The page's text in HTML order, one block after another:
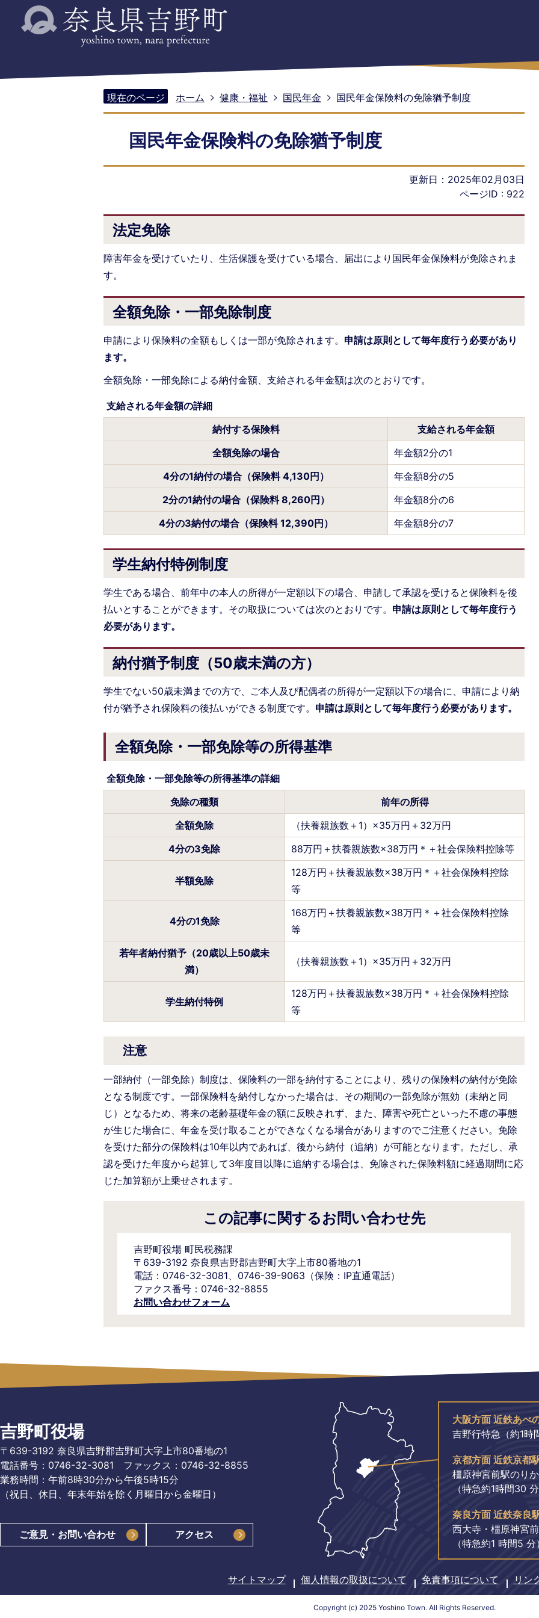
現在のページ ホーム 健康・福祉 国民年金 国民年金保険料の免除猶予制度
国民年金保険料の免除猶予制度
更新日：2025年02月03日
ページID : 922
法定免除
障害年金を受けていたり、生活保護を受けている場合、届出により国民年金保険料が免除されま
す。
全額免除・一部免除制度
申請により保険料の全額もしくは一部が免除されます。 申請は原則として毎年度行う必要があり
ます。
全額免除・一部免除による納付金額、支給される年金額は次のとおりです。
支給される年金額の詳細
納付する保険料
支給される年金額
全額免除の場合
年金額2分の1
4分の1納付の場合（保険料 4,130円）
年金額8分の5
2分の1納付の場合（保険料 8,260円）
年金額8分の6
4分の3納付の場合（保険料 12,390円）
年金額8分の7
学生納付特例制度
学生である場合、前年中の本人の所得が一定額以下の場合、申請して承認を受けると保険料を後
払いとすることができます。その取扱については次のとおりです。 申請は原則として毎年度行う
必要があります。
納付猶予制度（50歳未満の方）
学生でない50歳未満までの方で、ご本人及び配偶者の所得が一定額以下の場合に、申請により納
付が猶予され保険料の後払いができる制度です。 申請は原則として毎年度行う必要があります。
全額免除・一部免除等の所得基準
全額免除・一部免除等の所得基準の詳細
免除の種類
前年の所得
全額免除
（扶養親族数＋1）×35万円＋32万円
4分の3免除
88万円＋扶養親族数×38万円＊＋社会保険料控除等
半額免除
128万円＋扶養親族数×38万円＊＋社会保険料控除
等
4分の1免除
168万円＋扶養親族数×38万円＊＋社会保険料控除
等
若年者納付猶予（20歳以上50歳未
満）
（扶養親族数＋1）×35万円＋32万円
学生納付特例
128万円＋扶養親族数×38万円＊＋社会保険料控除
等
注意
一部納付（一部免除）制度は、保険料の一部を納付することにより、残りの保険料の納付が免除
となる制度です。一部保険料を納付しなかった場合は、その期間の一部免除が無効（未納と同
じ）となるため、将来の老齢基礎年金の額に反映されず、また、障害や死亡といった不慮の事態
が生じた場合に、年金を受け取ることができなくなる場合がありますのでご注意ください。免除
を受けた部分の保険料は10年以内であれば、後から納付（追納）が可能となります。ただし、承
認を受けた年度から起算して3年度目以降に追納する場合は、免除された保険料額に経過期間に応
じた加算額が上乗せされます。
この記事に関するお問い合わせ先
吉野町役場 町民税務課
〒639-3192 奈良県吉野郡吉野町大字上市80番地の1
電話：0746-32-3081、0746-39-9063（保険：IP直通電話）
ファクス番号：0746-32-8855
お問い合わせフォーム
吉野町役場
〒639-3192 奈良県吉野郡吉野町大字上市80番地の1
電話番号：0746-32-3081
ファックス：0746-32-8855
業務時間：午前8時30分から午後5時15分
（祝日、休日、年末年始を除く月曜日から金曜日）
ご意見・お問い合わせ アクセス
大阪方面 近鉄あべ
吉野行特急（約1時
京都方面 近鉄京都
橿原神宮前駅のりか
（特急約1時間30 分
奈良方面 近鉄奈良
西大寺・橿原神宮
（特急約1 時間5 分）
サイトマップ 個人情報の取扱について 免責事項について リン
Copyright (c) 2025 Yoshino Town. All Rights Reserved.